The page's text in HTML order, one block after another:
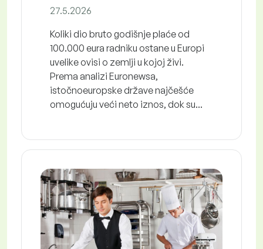
27.5.2026
Koliki dio bruto godišnje plaće od
100.000 eura radniku ostane u Europi
uvelike ovisi o zemlji u kojoj živi.
Prema analizi Euronewsa,
istočnoeuropske države najčešće
omogućuju veći neto iznos, dok su...